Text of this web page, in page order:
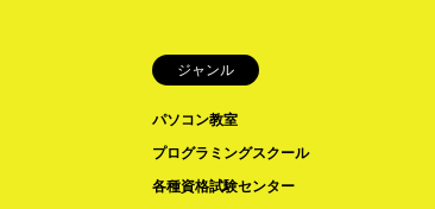
ジャンル
パソコン教室
プログラミングスクール
各種資格試験センター